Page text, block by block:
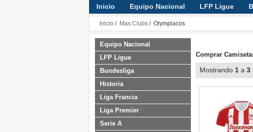
Inicio Equipo Nacional LFP Ligue
Inicio / Mas Clubs / Olympiacos
Equipo Nacional
LFP Ligue
Bundesliga
Historia
Liga Francia
Liga Premier
Serie A
Comprar
Mostrando 1 a 3